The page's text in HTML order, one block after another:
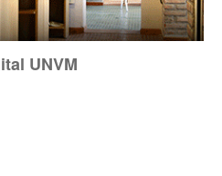
UNVM